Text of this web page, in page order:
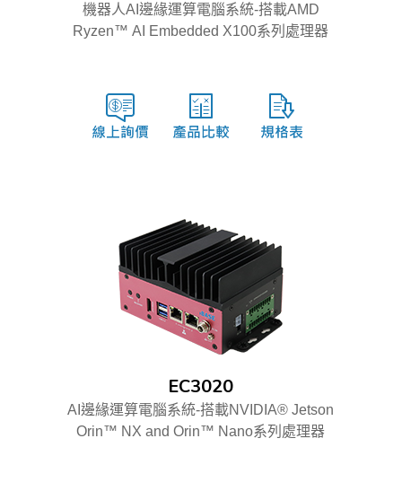
機器人AI邊緣運算電腦系統-搭載AMD
Ryzen™ AI Embedded X100系列處理器
EC3020
AI邊緣運算電腦系統-搭載NVIDIA® Jetson
Orin™ NX and Orin™ Nano系列處理器